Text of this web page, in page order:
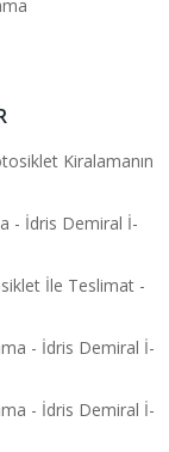
Kiralamanın
- İdris Demiral İ-
İle Teslimat -
- İdris Demiral İ-
- İdris Demiral İ-